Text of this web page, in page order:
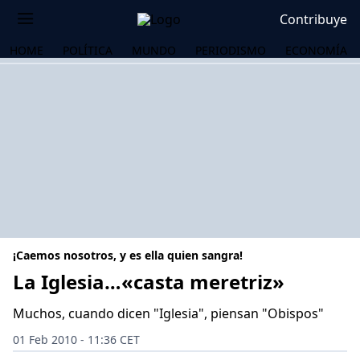
Contribuye
HOME POLÍTICA MUNDO PERIODISMO ECONOMÍA
¡Caemos nosotros, y es ella quien sangra!
La Iglesia…«casta meretriz»
Muchos, cuando dicen "Iglesia", piensan "Obispos"
01 Feb 2010 - 11:36 CET